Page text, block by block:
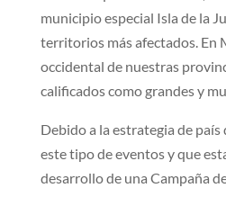
municipio especial Isla de la
territorios más afectados. En
occidental de nuestras
calificados como grandes y
Debido a la estrategia de país
este tipo de eventos y que
desarrollo de una Campaña